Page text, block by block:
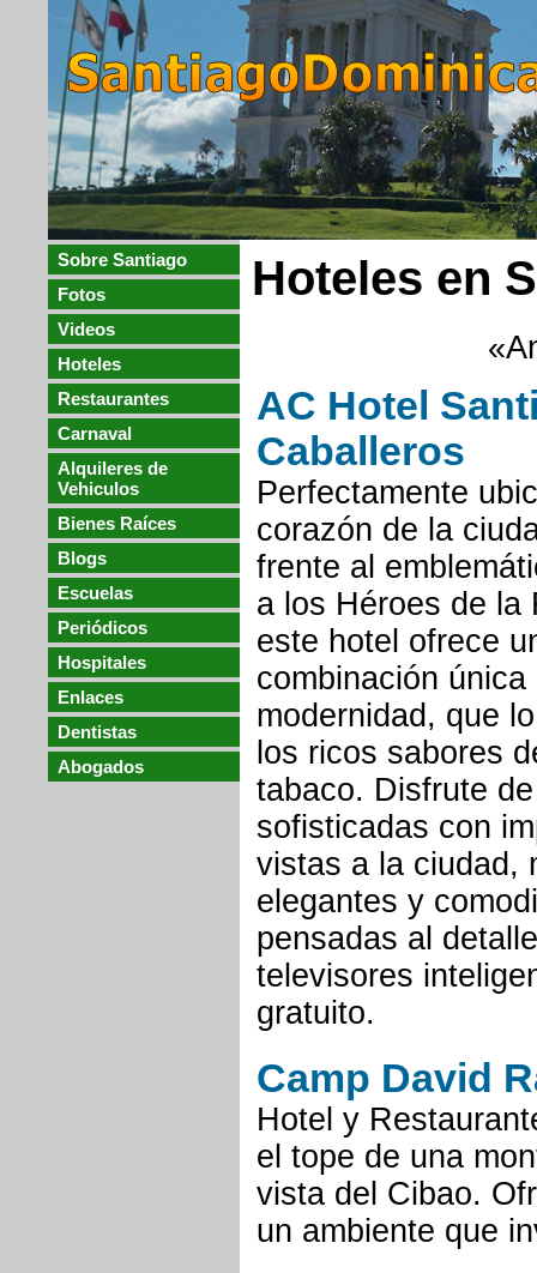
Sobre Santiago
Fotos
Videos
Hoteles
Restaurantes
Carnaval
Alquileres de
Vehiculos
Bienes Raíces
Blogs
Escuelas
Periódicos
Hospitales
Enlaces
Dentistas
Abogados
Hoteles en
AC Hotel
Caballeros
Perfectamente
corazón de la
frente al
a los Héroes de la
este hotel ofrece
combinación
modernidad, que
los ricos sabores
tabaco. Disfrute
sofisticadas con
vistas a la ciudad,
elegantes y
pensadas al
televisores
gratuito.
Camp David
Hotel y
el tope de una
vista del Cibao.
un ambiente que